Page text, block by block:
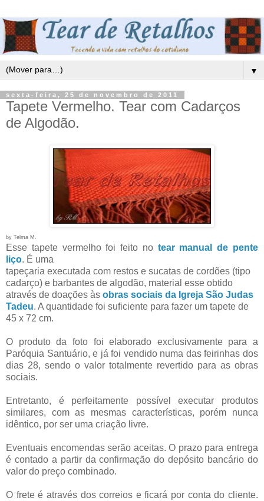
▼
sexta-feira, 25 de novembro de 2011
Tapete Vermelho. Tear com Cadarços
de Algodão.
by Telma M.
Esse tapete vermelho foi feito no tear manual de pente
liço. É uma
tapeçaria executada com restos e sucatas de cordões (tipo
cadarço) e barbantes de algodão, material esse obtido
através de doações às obras sociais da Igreja São Judas
Tadeu. A quantidade foi suficiente para fazer um tapete de
45 x 72 cm.
O produto da foto foi elaborado exclusivamente para a
Paróquia Santuário, e já foi vendido numa das feirinhas dos
dias 28, sendo o valor totalmente revertido para as obras
sociais.
Entretanto, é perfeitamente possível executar produtos
similares, com as mesmas características, porém nunca
idêntico, por ser uma criação livre.
Eventuais encomendas serão aceitas. O prazo para entrega
é contado a partir da confirmação do depósito bancário do
valor do preço combinado.
O frete é através dos correios e ficará por conta do cliente.